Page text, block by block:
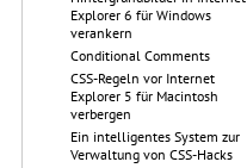
Explorer 6 für Windows
verankern
Conditional Comments
CSS-Regeln vor Internet
Explorer 5 für Macintosh
verbergen
Ein intelligentes System zur
Verwaltung von CSS-Hacks